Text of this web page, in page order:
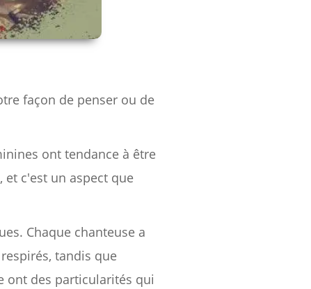
façon de penser ou de
ont tendance à être
c'est un aspect que
Chaque chanteuse a
tandis que
ont des particularités qui